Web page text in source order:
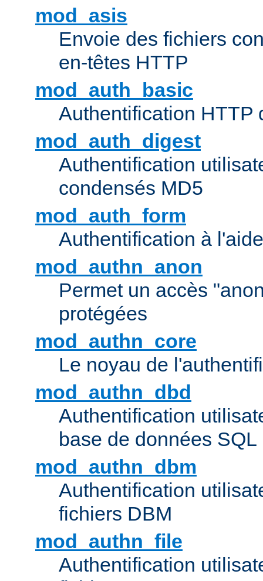
mod_asis
Envoie des fichiers
en-têtes HTTP
mod_auth_basic
Authentification HTTP
mod_auth_digest
Authentification
condensés MD5
mod_auth_form
Authentification à
mod_authn_anon
Permet un accès
protégées
mod_authn_core
Le noyau de
mod_authn_dbd
Authentification
base de données SQL
mod_authn_dbm
Authentification
fichiers DBM
mod_authn_file
Authentification